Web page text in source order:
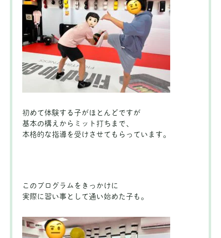
初めて体験する子がほとんどですが
基本の構えからミット打ちまで、
本格的な指導を受けさせてもらっています。
このプログラムをきっかけに
実際に習い事として通い始めた子も。